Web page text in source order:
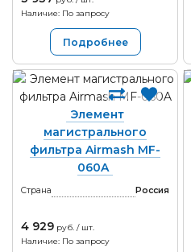
Наличие: По запросу
Подробнее
Элемент
магистрального
фильтра Airmash MF-
060A
Страна Россия
4 929 руб. / шт.
Наличие: По запросу